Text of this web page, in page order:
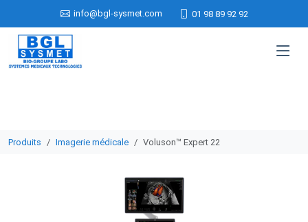
info@bgl-sysmet.com 01 98 89 92 92
Produits Imagerie médicale Voluson™ Expert 22